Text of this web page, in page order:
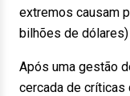
extremos causam
bilhões de dólares)
Após uma gestão
cercada de críticas